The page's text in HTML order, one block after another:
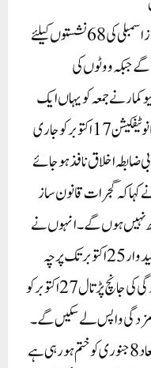
نئی دہلی، سماج نیوز: ہماچل پردیش قانون ساز اسمبلی کی 68نشستوں کیلئے
ہوں گے جبکہ ووٹوں کی
کمار نے جمعہ کو یہاں ایک
پریس کانفرنس میں بتایا کہ اسمبلی انتخابات کا نوٹیفکیشن 17اکتوبر کو جاری
ضابطہ اخلاق نافذ ہو جائے
کہا کہ گجرات قانون ساز
نہیں ہوں گے ۔انہوں نے
کہا کہ ہماچل پردیش اسمبلی انتخابات کیلئے امیدوار 25اکتوبر تک پرچہ
نامزدگی داخل کر سکیں گے ۔ کاغذات نامزدگی کی جانچ پڑتال 27اکتوبر کو
کاغذات نامزدگی واپس لے سکیں گے ۔
انہوں نے کہا کہ ہماچل پردیش اسمبلی کی میعاد 8جنوری کو ختم ہو رہی ہے